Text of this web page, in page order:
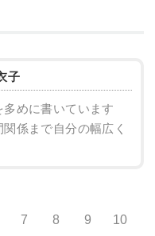
子
めに書いています
係まで自分の幅広く
7 8 9 10